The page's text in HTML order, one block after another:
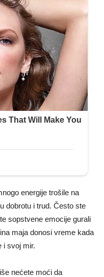
energije trošile na
dobrotu i trud. Često ste
sopstvene emocije gurali
maja donosi vreme kada
i svoj mir.
nećete moći da